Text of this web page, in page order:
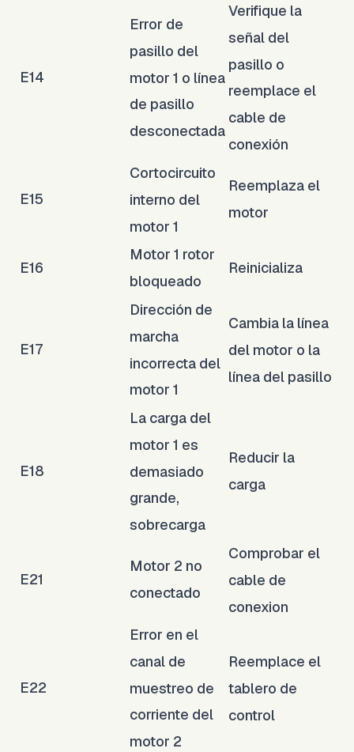
E14
Error de
pasillo del
motor 1 o línea
de pasillo
desconectada
Verifique la
señal del
pasillo o
reemplace el
cable de
conexión
E15
Cortocircuito
interno del
motor 1
Reemplaza el
motor
E16
Motor 1 rotor
bloqueado
Reinicializa
E17
Dirección de
marcha
incorrecta del
motor 1
Cambia la línea
del motor o la
línea del pasillo
E18
La carga del
motor 1 es
demasiado
grande,
sobrecarga
Reducir la
carga
E21
Motor 2 no
conectado
Comprobar el
cable de
conexion
E22
Error en el
canal de
muestreo de
corriente del
motor 2
Reemplace el
tablero de
control